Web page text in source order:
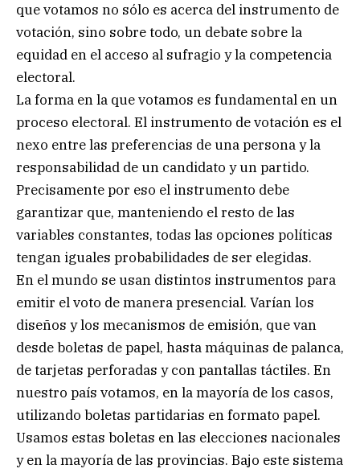
que votamos no sólo es acerca del instrumento de
votación, sino sobre todo, un debate sobre la
equidad en el acceso al sufragio y la competencia
electoral.
La forma en la que votamos es fundamental en un
proceso electoral. El instrumento de votación es el
nexo entre las preferencias de una persona y la
responsabilidad de un candidato y un partido.
Precisamente por eso el instrumento debe
garantizar que, manteniendo el resto de las
variables constantes, todas las opciones políticas
tengan iguales probabilidades de ser elegidas.
En el mundo se usan distintos instrumentos para
emitir el voto de manera presencial. Varían los
diseños y los mecanismos de emisión, que van
desde boletas de papel, hasta máquinas de palanca,
de tarjetas perforadas y con pantallas táctiles. En
nuestro país votamos, en la mayoría de los casos,
utilizando boletas partidarias en formato papel.
Usamos estas boletas en las elecciones nacionales
y en la mayoría de las provincias. Bajo este sistema